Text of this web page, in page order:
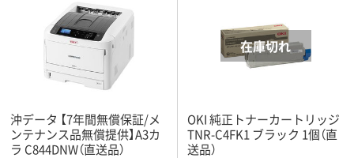
沖データ 【7年間無償保証/メ
ンテナンス品無償提供】A3カ
ラ C844DNW（直送品）
OKI 純正トナーカートリッジ
TNR-C4FK1 ブラック 1個（直
送品）